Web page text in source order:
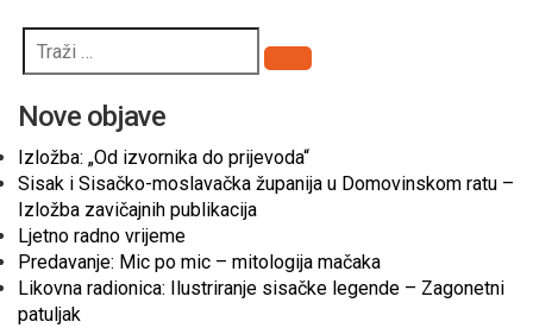
Pretraži
Nove objave
Izložba: „Od izvornika do prijevoda“
Sisak i Sisačko-moslavačka županija u Domovinskom ratu –
Izložba zavičajnih publikacija
Ljetno radno vrijeme
Predavanje: Mic po mic – mitologija mačaka
Likovna radionica: Ilustriranje sisačke legende – Zagonetni
patuljak